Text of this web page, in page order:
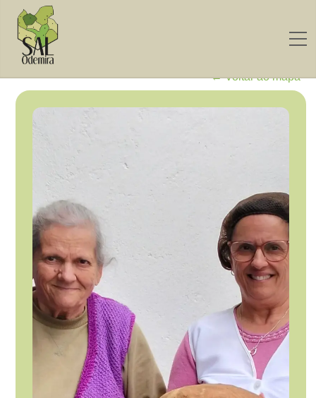
← Voltar ao mapa